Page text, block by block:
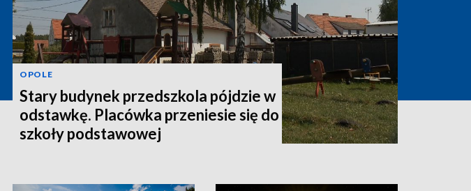
OPOLE
Stary budynek przedszkola pójdzie w
odstawkę. Placówka przeniesie się do
szkoły podstawowej